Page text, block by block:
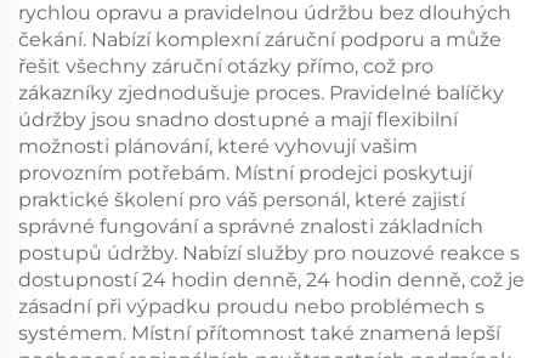
rychlou opravu a pravidelnou údržbu bez dlouhých
čekání. Nabízí komplexní záruční podporu a může
řešit všechny záruční otázky přímo, což pro
zákazníky zjednodušuje proces. Pravidelné balíčky
údržby jsou snadno dostupné a mají flexibilní
možnosti plánování, které vyhovují vašim
provozním potřebám. Místní prodejci poskytují
praktické školení pro váš personál, které zajistí
správné fungování a správné znalosti základních
postupů údržby. Nabízí služby pro nouzové reakce s
dostupností 24 hodin denně, 24 hodin denně, což je
zásadní při výpadku proudu nebo problémech s
systémem. Místní přítomnost také znamená lepší